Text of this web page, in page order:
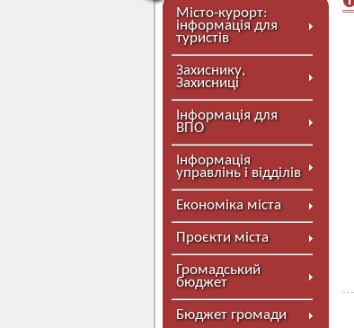
Місто-курорт:
інформація для
туристів
Захиснику,
Захисниці
Інформація для
ВПО
Інформація
управлінь і відділів
Економіка міста
Проєкти міста
Громадський
бюджет
Бюджет громади